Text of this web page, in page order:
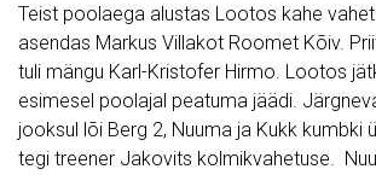
Teist poolaega alustas Lootos kahe
asendas Markus Villakot Roomet Kõiv.
tuli mängu Karl-Kristofer Hirmo. Lootos
esimesel poolajal peatuma jäädi.
jooksul lõi Berg 2, Nuuma ja Kukk kumbki
tegi treener Jakovits kolmikvahetuse.